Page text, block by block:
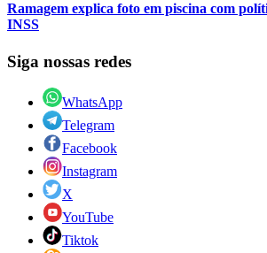
Ramagem explica foto em piscina com
INSS
Siga nossas redes
WhatsApp
Telegram
Facebook
Instagram
X
YouTube
Tiktok